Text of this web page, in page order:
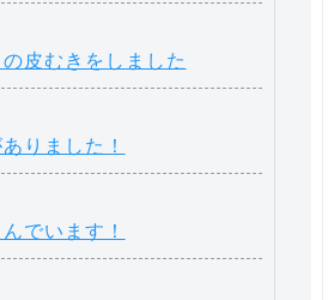
皮むきをしました
りました！
でいます！